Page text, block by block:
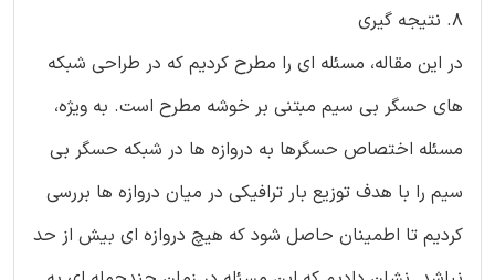
8. نتیجه گیری
در این مقاله، مسئله ای را مطرح کردیم که در طراحی شبکه
های حسگر بی سیم مبتنی بر خوشه مطرح است. به ویژه،
مسئله اختصاص حسگرها به دروازه ها در شبکه حسگر بی
سیم را با هدف توزیع بار ترافیکی در میان دروازه ها بررسی
کردیم تا اطمینان حاصل شود که هیچ دروازه ای بیش از حد